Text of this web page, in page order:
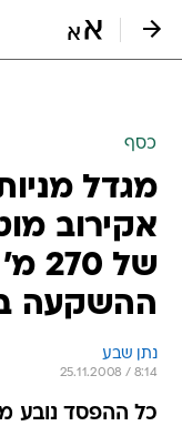
כסף
מגדל
אקירוב
של
ההשקעה
נתן שבע
25.11.2008 / 8:14
כל ההפסד נובע